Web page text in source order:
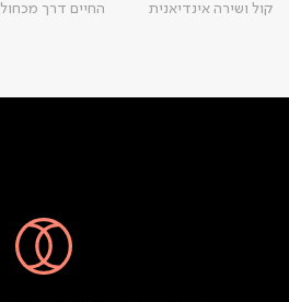
קול ושירה אינדיאנית החיים דרך מכחול